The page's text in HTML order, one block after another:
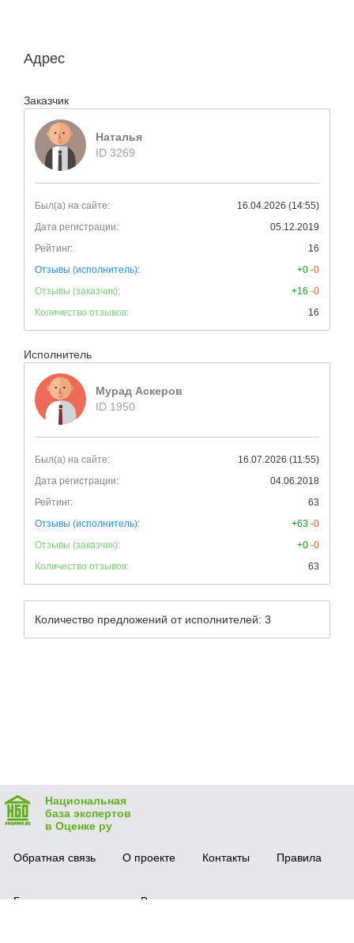
Адрес
Заказчик
Наталья
ID 3269
Был(а) на сайте:
16.04.2026 (14:55)
Дата регистрации:
05.12.2019
Рейтинг:
16
Отзывы (исполнитель):
+0 -0
Отзывы (заказчик):
+16 -0
Количество отзывов:
16
Исполнитель
Мурад Аскеров
ID 1950
Был(а) на сайте:
16.07.2026 (11:55)
Дата регистрации:
04.06.2018
Рейтинг:
63
Отзывы (исполнитель):
+63 -0
Отзывы (заказчик):
+0 -0
Количество отзывов:
63
Количество предложений от исполнителей: 3
Национальная
база экспертов
в Оценке ру
Обратная связь О проекте Контакты Правила
Безопасная сделка Вопрос-ответ